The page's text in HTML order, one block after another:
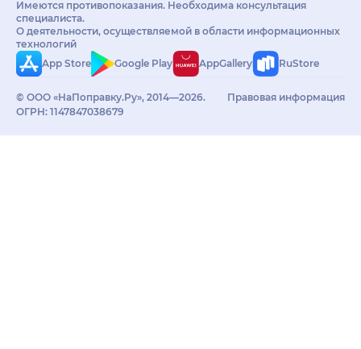
Имеются противопоказания. Необходима консультация
специалиста.
О деятельности, осуществляемой в области информационных
технологий
App Store
Google Play AppGallery RuStore
© ООО «НаПоправку.Ру», 2014—2026.
ОГРН: 1147847038679
Правовая информация